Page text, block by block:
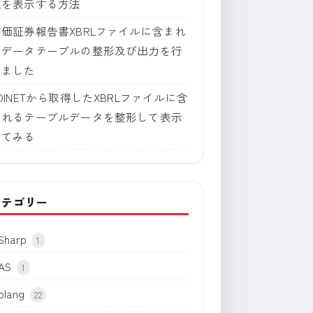
表示する方法
証券報告書XBRLファイルに含まれ
ータテーブルの整形及び出力を行
した
から取得したXBRLファイルに含
るテーブルデータを整形して表示
みる
ゴリー
1
1
22